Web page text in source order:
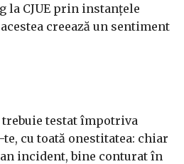
la CJUE prin instanțele
creează un sentiment
testat împotriva
cu toată onestitatea: chiar
incident, bine conturat în